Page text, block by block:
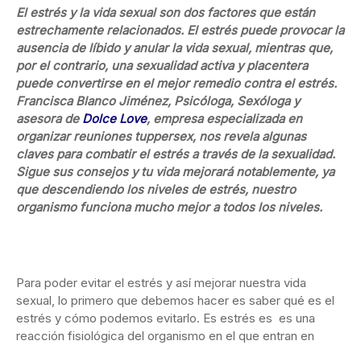
El estrés y la vida sexual son dos factores que están
estrechamente relacionados. El estrés puede provocar la
ausencia de líbido y anular la vida sexual, mientras que,
por el contrario, una sexualidad activa y placentera
puede convertirse en el mejor remedio contra el estrés.
Francisca Blanco Jiménez, Psicóloga, Sexóloga y
asesora deDolce Love, empresa especializada en
organizar reuniones tuppersex, nos revela algunas
claves para combatir el estrés a través de la sexualidad.
Sigue sus consejos y tu vida mejorará notablemente, ya
que descendiendo los niveles de estrés, nuestro
organismo funciona mucho mejor a todos los niveles.
Para poder evitar el estrés y así mejorar nuestra vida
sexual, lo primero que debemos hacer es saber qué es el
estrés y cómo podemos evitarlo. Es estrés es es una
reacción fisiológica del organismo en el que entran en